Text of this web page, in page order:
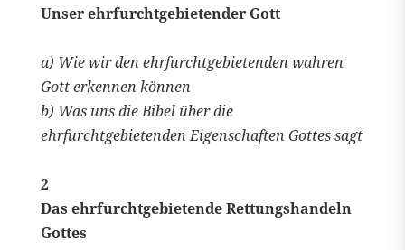
Unser ehrfurchtgebietender Gott
a) Wie wir den ehrfurchtgebietenden wahren
Gott erkennen können
b) Was uns die Bibel über die
ehrfurchtgebietenden Eigenschaften Gottes sagt
2
Das ehrfurchtgebietende Rettungshandeln
Gottes